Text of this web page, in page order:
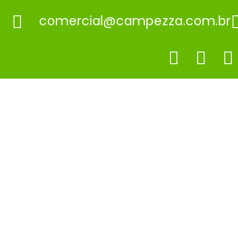
comercial@campezza.com.br